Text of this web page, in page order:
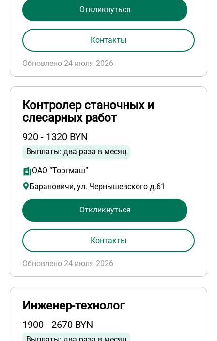
Обновлено 24 июля 2026
Откликнуться
Контакты
Контролер станочных и
слесарных работ
920 - 1320 BYN
Выплаты: два раза в месяц
ОАО “Торгмаш”
Барановичи, ул. Чернышевского д.61
Обновлено 24 июля 2026
Откликнуться
Контакты
Инженер-технолог
1900 - 2670 BYN